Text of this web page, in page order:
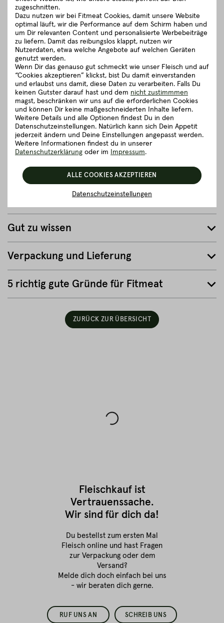
von österreichischen Kleinbauern. Zu unseren klassischen
Rinderrassen zählen Black Angus & Red Angus Rinder sowie
das Pinzgauer Grauvieh und Simmentaler Fleckvieh.
Auf idyllischen Kleinhöfen mit wunderbar weitläufigen Weiden
können unsere Rinder ein richtig feines Leben führen. Ob sie
nun auf den Wiesen grasen, dem Rauschen der Blätter
lauschen oder sich einen kleinen Spaziergang gönnen - es
steht ihnen alles offen.
schließen
Zubereitungsempfehlung
Details zum Artikel ”BIO Full Packer
Brisket - Brustkern ca. 3,00 - 4,00 kg”
Gut zu wissen
Verpackung und Lieferung
5 richtig gute Gründe für Fitmeat
ZURÜCK ZUR ÜBERSICHT
Fleischkauf ist
Vertrauenssache.
Wir sind für dich da!
Du bestellst zum ersten Mal
Fleisch online und hast Fragen
zur Verpackung oder dem
Versand?
Melde dich doch einfach bei uns
- wir beraten dich gerne.
RUF UNS AN SCHREIB UNS
zugeschnitten.
Dazu nutzen wir bei Fitmeat Cookies, damit unsere Website
optimal läuft, wir die Performance auf dem Schirm haben und
um Dir relevanten Content und personalisierte Werbebeiträge
zu liefern. Damit das reibungslos klappt, nutzen wir
Nutzerdaten, etwa welche Angebote auf welchen Geräten
genutzt werden.
Wenn Dir das genauso gut schmeckt wie unser Fleisch und auf
“Cookies akzeptieren” klickst, bist Du damit einverstanden
und erlaubst uns damit, diese Daten zu verarbeiten. Falls Du
keinen Gutster darauf hast und dem nicht zustimmmen
magst, beschränken wir uns auf die erforderlichen Cookies
und können Dir keine maßgeschneiderten Inhalte liefern.
Weitere Details und alle Optionen findest Du in den
Datenschutzeinstellungen. Natürlich kann sich Dein Appetit
jederzeit ändern und Deine Einstellungen angepasst werden.
Weitere Informationen findest du in unserer
Datenschutzerklärung oder im Impressum.
Datenschutzeinstellungen
ALLE COOKIES AKZEPTIEREN